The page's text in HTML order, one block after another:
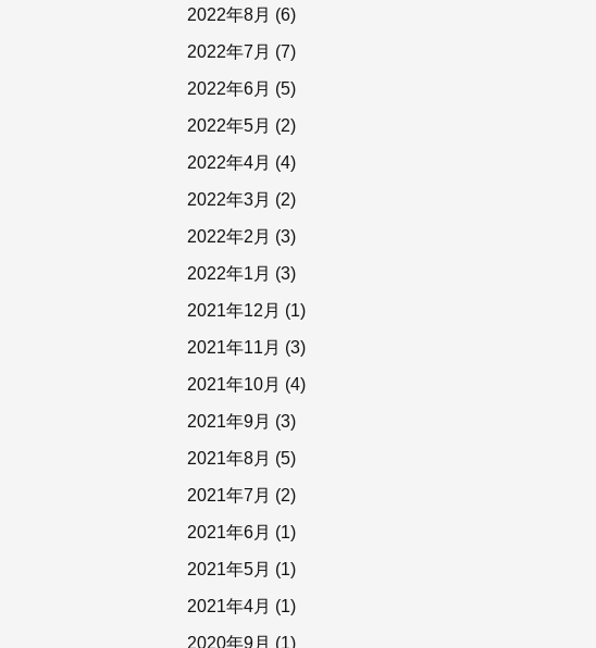
2022年8月 (6)
2022年7月 (7)
2022年6月 (5)
2022年5月 (2)
2022年4月 (4)
2022年3月 (2)
2022年2月 (3)
2022年1月 (3)
2021年12月 (1)
2021年11月 (3)
2021年10月 (4)
2021年9月 (3)
2021年8月 (5)
2021年7月 (2)
2021年6月 (1)
2021年5月 (1)
2021年4月 (1)
2020年9月 (1)